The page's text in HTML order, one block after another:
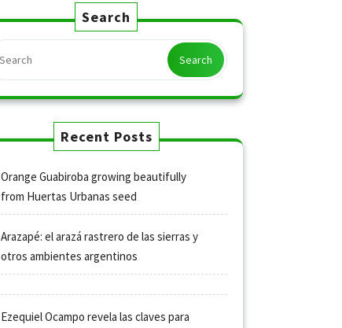
Search
Search
Recent Posts
Orange Guabiroba growing beautifully
from Huertas Urbanas seed
Arazapé: el arazá rastrero de las sierras y
otros ambientes argentinos
Ezequiel Ocampo revela las claves para